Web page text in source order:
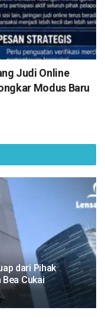
Judi Online
Modus Baru
dari Pihak
Cukai